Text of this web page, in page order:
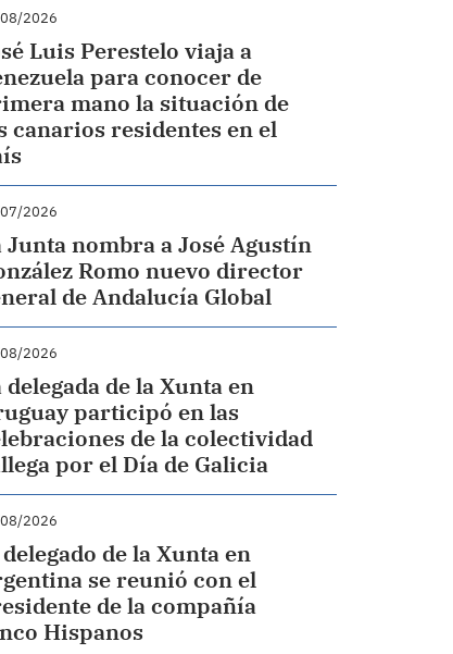
2026
Luis Perestelo viaja a
para conocer de
mano la situación de
canarios residentes en el
2026
Junta nombra a José Agustín
Romo nuevo director
de Andalucía Global
2026
delegada de la Xunta en
participó en las
de la colectividad
por el Día de Galicia
2026
de la Xunta en
se reunió con el
de la compañía
Hispanos